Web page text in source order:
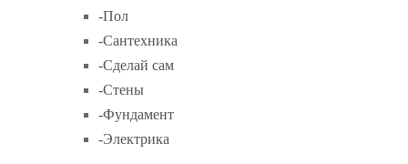
-Пол
-Сантехника
-Сделай сам
-Стены
-Фундамент
-Электрика